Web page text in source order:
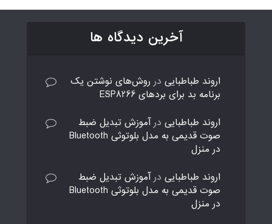
آخرین دیدگاه ها
اروند طباطبایی در روش‌های نوشتن یک
برنامه بد برای بردهای ESP8266
اروند طباطبایی درآموزش تبدیل ضبط
صوت قدیمی به مدل بلوتوثی Bluetooth
در منزل
اروند طباطبایی درآموزش تبدیل ضبط
صوت قدیمی به مدل بلوتوثی Bluetooth
در منزل